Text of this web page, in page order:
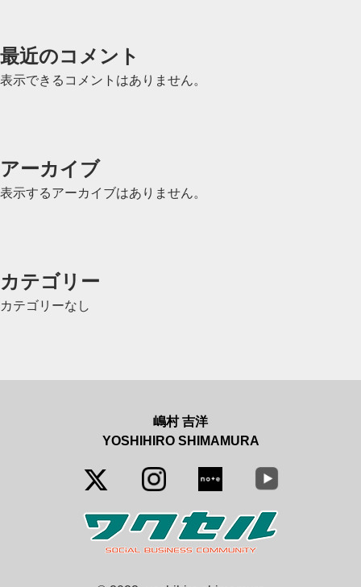
ョ
ン
最近のコメント
表示できるコメントはありません。
アーカイブ
表示するアーカイブはありません。
カテゴリー
カテゴリーなし
嶋村 吉洋
YOSHIHIRO SHIMAMURA